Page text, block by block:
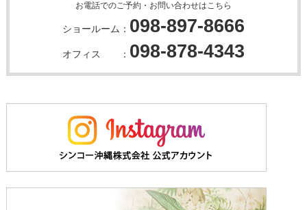
お電話でのご予約・お問い合わせはこちら
ショールーム： 098-897-8666
オフィス ： 098-878-4343